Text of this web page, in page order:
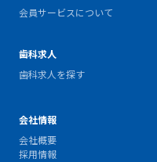
会員サービスについて
歯科求人
歯科求人を探す
会社情報
会社概要
採用情報